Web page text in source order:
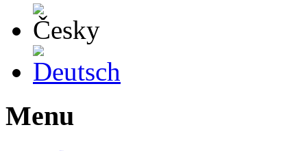
Menu